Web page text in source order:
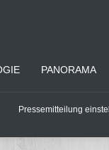
PANORAMA
Pressemitteilung